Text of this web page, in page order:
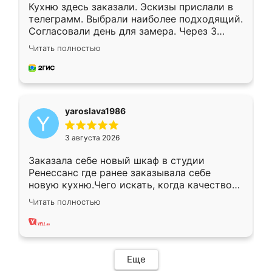
Кухню здесь заказали. Эскизы прислали в
телеграмм. Выбрали наиболее подходящий.
Согласовали день для замера. Через 3
недели кухня была уже готова. Остались
довольны работой. Спасибо Ренессанс
мебель за качественную работу!
Читать полностью
yaroslava1986
3 августа 2026
Заказала себе новый шкаф в студии
Ренессанс где ранее заказывала себе
новую кухню.Чего искать, когда качеством
вполне довольна. Служит кухня уже почти
два года, нареканий нет.
Читать полностью
Еще